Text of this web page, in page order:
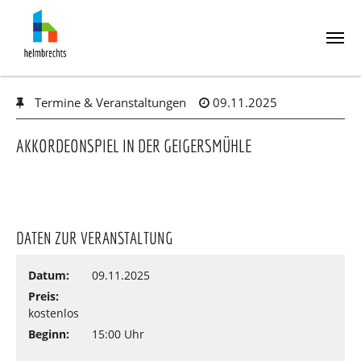
main
content
Termine & Veranstaltungen 09.11.2025
AKKORDEONSPIEL IN DER GEIGERSMÜHLE
DATEN ZUR VERANSTALTUNG
Datum:
09.11.2025
Preis:
kostenlos
Beginn:
15:00 Uhr